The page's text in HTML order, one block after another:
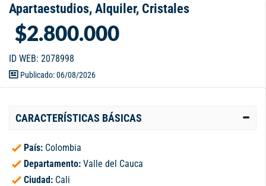
Apartaestudios, Alquiler, Cristales
$2.800.000
ID WEB: 2078998
Publicado: 06/08/2026
CARACTERÍSTICAS BÁSICAS
País: Colombia
Departamento: Valle del Cauca
Ciudad: Cali